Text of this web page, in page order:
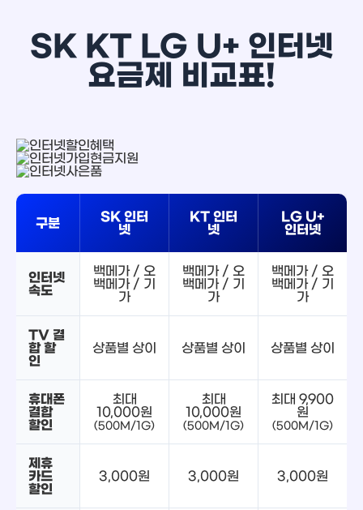
SK KT LG U+ 인터넷
요금제 비교표!
구분
SK 인터
넷
KT 인터
넷
LG U+
인터넷
인터넷
속도
백메가 / 오
백메가 / 기
가
백메가 / 오
백메가 / 기
가
백메가 / 오
백메가 / 기
가
TV 결
합 할
인
상품별 상이 상품별 상이 상품별 상이
휴대폰
결합
할인
최대
10,000원
(500M/1G)
최대
10,000원
(500M/1G)
최대 9,900
원
(500M/1G)
제휴
카드
할인
3,000원 3,000원 3,000원